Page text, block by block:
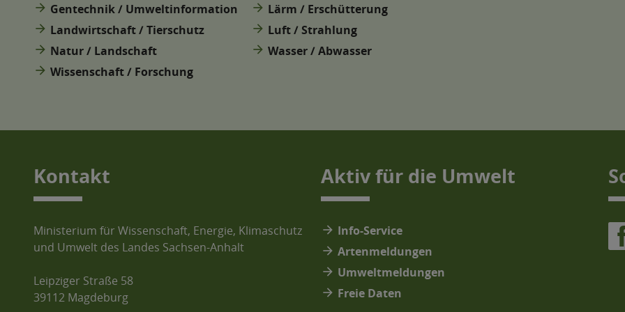
arrow_forward Gentechnik / Umweltinformation arrow_forward Lärm / Erschütterung
arrow_forward Landwirtschaft / Tierschutz arrow_forward Luft / Strahlung
arrow_forward Natur / Landschaft arrow_forward Wasser / Abwasser
arrow_forward Wissenschaft / Forschung
Kontakt
Ministerium für Wissenschaft, Energie, Klimaschutz
und Umwelt des Landes Sachsen-Anhalt
Leipziger Straße 58
39112 Magdeburg
Aktiv für die Umwelt
arrow_forward Info-Service
arrow_forward Artenmeldungen
arrow_forward Umweltmeldungen
arrow_forward Freie Daten